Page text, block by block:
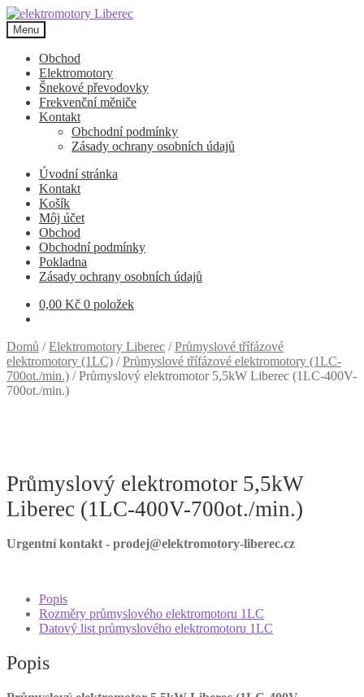
Přeskočit
na
navigaci
Přejít
k
obsahu
webu
Menu
Obchod
Elektromotory
Šnekové převodovky
Frekvenční měniče
Kontakt
Obchodní podmínky
Zásady ochrany osobních údajů
Úvodní stránka
Kontakt
Košík
Môj účet
Obchod
Obchodní podmínky
Pokladna
Zásady ochrany osobních údajů
0,00 Kč 0 položek
Domů /Elektromotory Liberec /Průmyslové třífázové
elektromotory (1LC) /Průmyslové třífázové elektromotory (1LC-
700ot./min.) /Průmyslový elektromotor 5,5kW Liberec (1LC-400V-
700ot./min.)
Průmyslový elektromotor 5,5kW
Liberec (1LC-400V-700ot./min.)
Urgentní kontakt - prodej@elektromotory-liberec.cz
Popis
Rozměry průmyslového elektromotoru 1LC
Datový list průmyslového elektromotoru 1LC
Popis